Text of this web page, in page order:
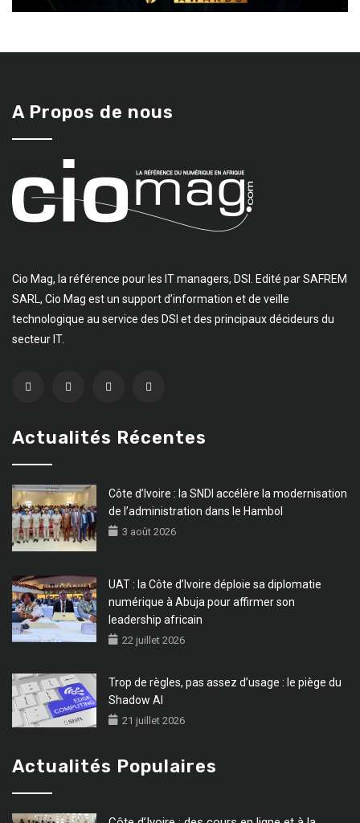
A Propos de nous
Cio Mag, la référence pour les IT managers, DSI. Edité par SAFREM
SARL, Cio Mag est un support d’information et de veille
technologique au service des DSI et des principaux décideurs du
secteur IT.
Actualités Récentes
Côte d’Ivoire : la SNDI accélère la modernisation
de l’administration dans le Hambol
3 août 2026
UAT : la Côte d’Ivoire déploie sa diplomatie
numérique à Abuja pour affirmer son
leadership africain
22 juillet 2026
Trop de règles, pas assez d’usage : le piège du
Shadow AI
21 juillet 2026
Actualités Populaires